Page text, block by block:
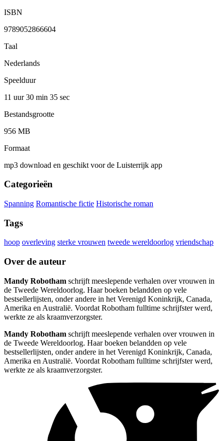
ISBN
9789052866604
Taal
Nederlands
Speelduur
11 uur 30 min 35 sec
Bestandsgrootte
956 MB
Formaat
mp3 download en geschikt voor de Luisterrijk app
Categorieën
Spanning Romantische fictie Historische roman
Tags
hoop overleving sterke vrouwen tweede wereldoorlog vriendschap
Over de auteur
Mandy Robotham schrijft meeslepende verhalen over vrouwen in
de Tweede Wereldoorlog. Haar boeken belandden op vele
bestsellerlijsten, onder andere in het Verenigd Koninkrijk, Canada,
Amerika en Australië. Voordat Robotham fulltime schrijfster werd,
werkte ze als kraamverzorgster.
Mandy Robotham schrijft meeslepende verhalen over vrouwen in
de Tweede Wereldoorlog. Haar boeken belandden op vele
bestsellerlijsten, onder andere in het Verenigd Koninkrijk, Canada,
Amerika en Australië. Voordat Robotham fulltime schrijfster werd,
werkte ze als kraamverzorgster.